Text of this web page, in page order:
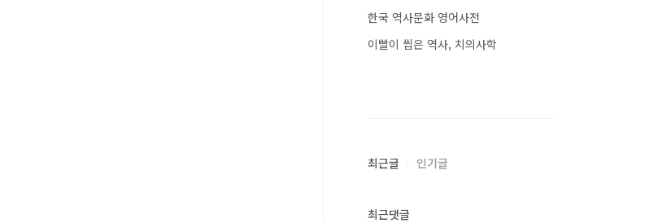
한국 역사문화 영어사전
이빨이 씹은 역사, 치의사학
최근글 인기글
최근댓글